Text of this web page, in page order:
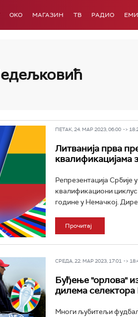
OKO МАГАЗИН ТВ РАДИО
ПЕТАК, 24. МАР 2023, 06:00 ->
Литванија прва
квалификацијама
Репрезентација
квалификациони
године у Немачкој.
Прочитај
СРЕДА, 22. МАР 2023, 17:01 ->
Буђење "орлова"
дилема селектора
Многи љубитељи